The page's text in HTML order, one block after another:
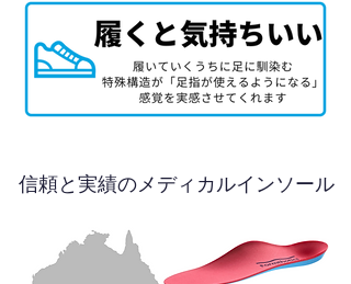
信頼と実績のメディカルインソール